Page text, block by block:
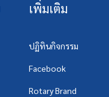
เพิ่มเติม
ปฏิทินกิจกรรม
Facebook
Rotary Brand